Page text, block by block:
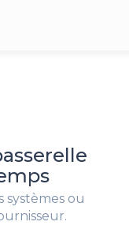
systèmes ou